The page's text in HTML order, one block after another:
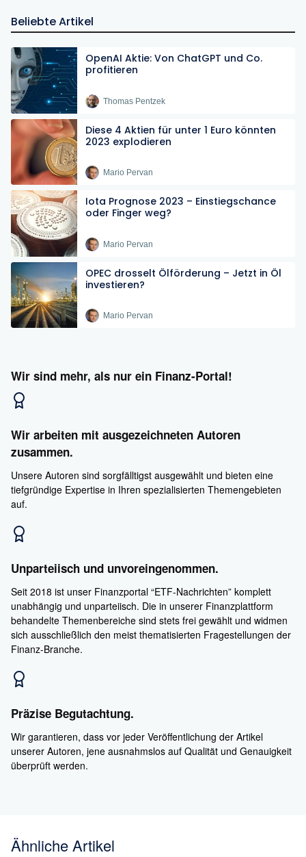
Beliebte Artikel
OpenAI Aktie: Von ChatGPT und Co.
profitieren
Thomas Pentzek
Diese 4 Aktien für unter 1 Euro könnten
2023 explodieren
Mario Pervan
Iota Prognose 2023 – Einstiegschance
oder Finger weg?
Mario Pervan
OPEC drosselt Ölförderung – Jetzt in Öl
investieren?
Mario Pervan
Wir sind mehr, als nur ein Finanz-Portal!
Wir arbeiten mit ausgezeichneten Autoren
zusammen.
Unsere Autoren sind sorgfälltigst ausgewählt und bieten eine
tiefgründige Expertise in Ihren spezialisierten Themengebieten
auf.
Unparteiisch und unvoreingenommen.
Seit 2018 ist unser Finanzportal “ETF-Nachrichten” komplett
unabhängig und unparteiisch. Die in unserer Finanzplattform
behandelte Themenbereiche sind stets frei gewählt und widmen
sich ausschließlich den meist thematisierten Fragestellungen der
Finanz-Branche.
Präzise Begutachtung.
Wir garantieren, dass vor jeder Veröffentlichung der Artikel
unserer Autoren, jene ausnahmslos auf Qualität und Genauigkeit
überprüft werden.
Ähnliche Artikel